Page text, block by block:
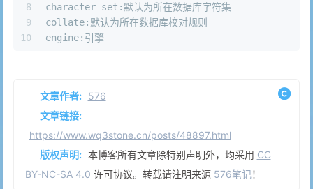
8
9
10
character set:默认为所在数据库字符集
collate:默认为所在数据库校对规则
engine:引擎
文章作者: 576
文章链接:
https://www.wq3stone.cn/posts/48897.html
版权声明: 本博客所有文章除特别声明外，均采用 CC
BY-NC-SA 4.0 许可协议。转载请注明来源 576笔记！